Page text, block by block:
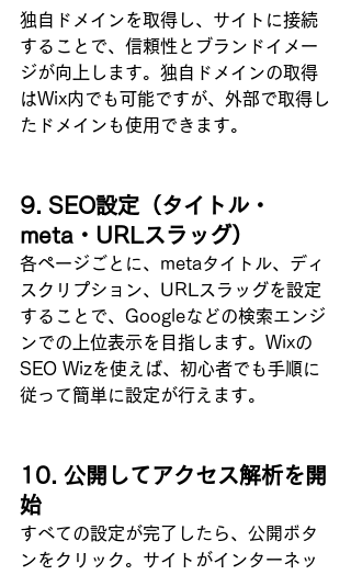
独自ドメインを取得し、サイトに接続
することで、信頼性とブランドイメー
ジが向上します。独自ドメインの取得
はWix内でも可能ですが、外部で取得し
たドメインも使用できます。
9. SEO設定（タイトル・
meta・URLスラッグ）
各ページごとに、metaタイトル、ディ
スクリプション、URLスラッグを設定
することで、Googleなどの検索エンジ
ンでの上位表示を目指します。Wixの
SEO Wizを使えば、初心者でも手順に
従って簡単に設定が行えます。
10. 公開してアクセス解析を開
始
すべての設定が完了したら、公開ボタ
ンをクリック。サイトがインターネッ